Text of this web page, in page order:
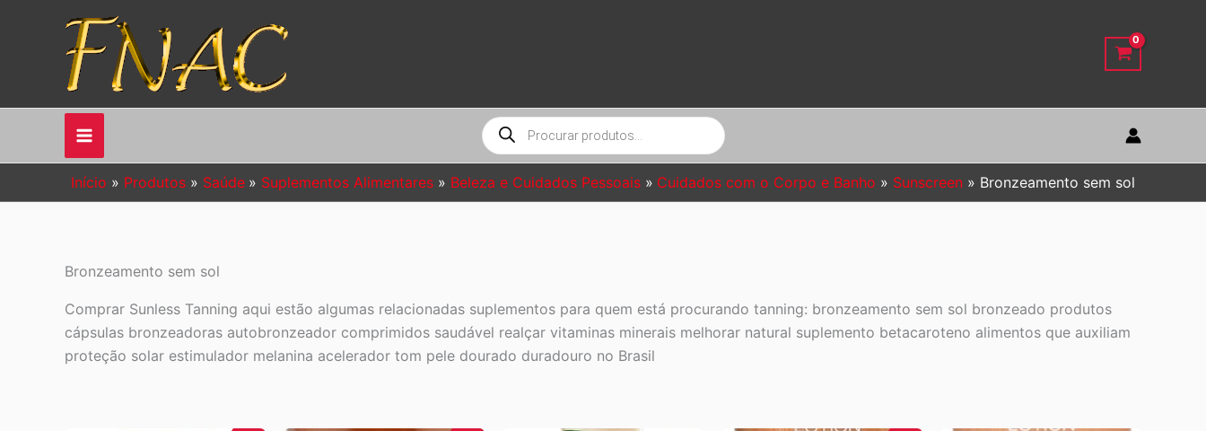
Pesquisar
produtos
Início Produtos Saúde Suplementos Alimentares Beleza e Cuidados Pessoais Cuidados com o Corpo e Banho Sunscreen Bronzeamento sem sol
Bronzeamento sem sol
Comprar Sunless Tanning aqui estão algumas relacionadas suplementos para quem está procurando tanning: bronzeamento sem sol bronzeado produtos
cápsulas bronzeadoras autobronzeador comprimidos saudável realçar vitaminas minerais melhorar natural suplemento betacaroteno alimentos que auxiliam
proteção solar estimulador melanina acelerador tom pele dourado duradouro no Brasil